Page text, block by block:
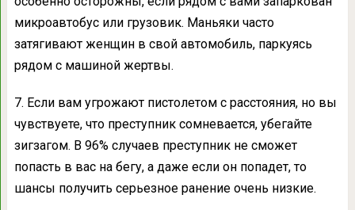
микроавтобус или грузовик. Маньяки часто
затягивают женщин в свой автомобиль, паркуясь
рядом с машиной жертвы.
7. Если вам угрожают пистолетом с расстояния, но вы
чувствуете, что преступник сомневается, убегайте
зигзагом. В 96% случаев преступник не сможет
попасть в вас на бегу, а даже если он попадет, то
шансы получить серьезное ранение очень низкие.